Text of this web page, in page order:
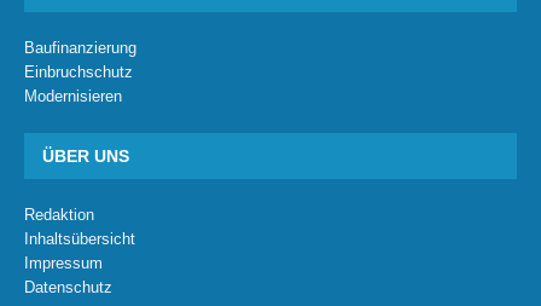
Baufinanzierung
Einbruchschutz
Modernisieren
ÜBER UNS
Redaktion
Inhaltsübersicht
Impressum
Datenschutz